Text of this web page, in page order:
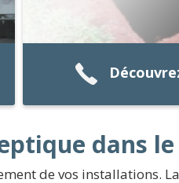
dans le
de vos installations.